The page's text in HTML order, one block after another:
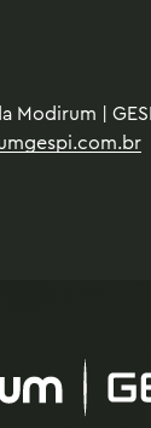
Modirum |